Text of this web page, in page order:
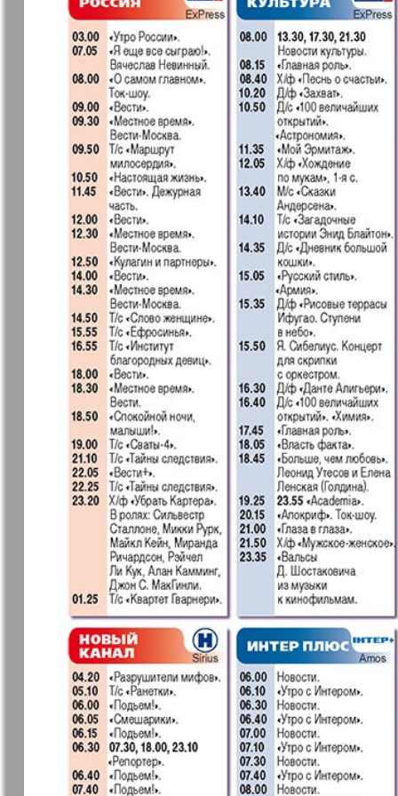
30
3
43
49
55
МК-Германия
планета мнений
МК-
Новые Земляки
Panorama-mir Партнер
Русский вояж
Архив необновляющихся на сайте изданий
7плюс7я Авангард
Анонс Антенна
Афиша Augsburg Бизнес
Ваша газета Версия
Вечное
сокровище
Восточная
Германия